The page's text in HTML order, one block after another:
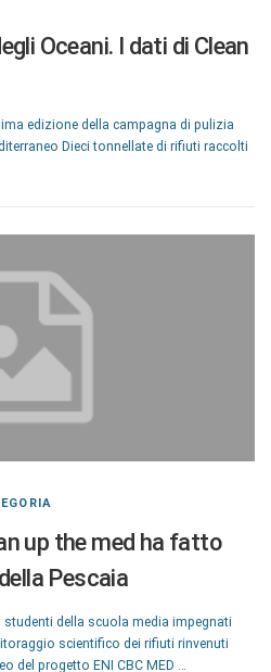
Oceani. I dati di Clean
edizione della campagna di pulizia
Dieci tonnellate di rifiuti raccolti
up the med ha fatto
Pescaia
studenti della scuola media impegnati
scientifico dei rifiuti rinvenuti
del progetto ENI CBC MED …